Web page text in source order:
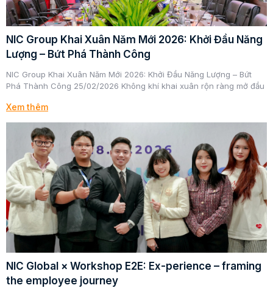
NIC Group Khai Xuân Năm Mới 2026: Khởi Đầu Năng
Lượng – Bứt Phá Thành Công
NIC Group Khai Xuân Năm Mới 2026: Khởi Đầu Năng Lượng – Bứt
Phá Thành Công 25/02/2026 Không khí khai xuân rộn ràng mở đầu
Xem thêm
NIC Global × Workshop E2E: Ex-perience – framing
the employee journey